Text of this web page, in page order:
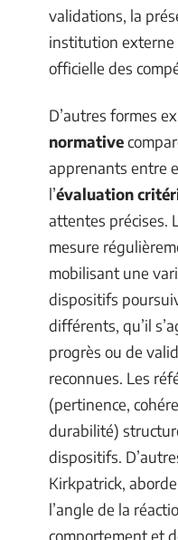
validations, la
institution externe
officielle des
D’autres formes
normative
apprenants entre
l’évaluation
attentes précises.
mesure
mobilisant une
dispositifs
différents, qu’il
progrès ou de
reconnues. Les
(pertinence,
durabilité)
dispositifs.
Kirkpatrick,
l’angle de la
comportement et